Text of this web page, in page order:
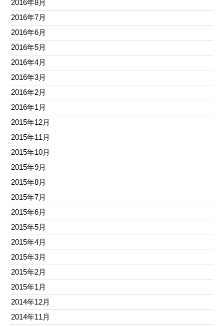
2016年8月
2016年7月
2016年6月
2016年5月
2016年4月
2016年3月
2016年2月
2016年1月
2015年12月
2015年11月
2015年10月
2015年9月
2015年8月
2015年7月
2015年6月
2015年5月
2015年4月
2015年3月
2015年2月
2015年1月
2014年12月
2014年11月